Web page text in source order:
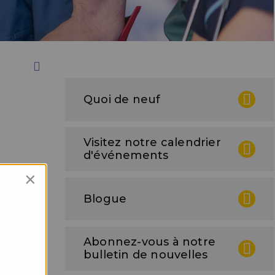
les
Quoi de neuf
Visitez notre calendrier
d'événements
Blogue
Abonnez-vous à notre
bulletin de nouvelles
×